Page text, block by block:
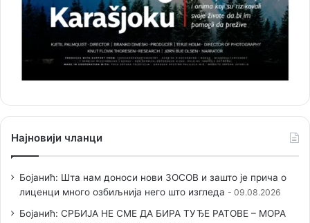
Најновији чланци
Бојанић: Шта нам доноси нови ЗОСОВ и зашто је прича о
лиценци много озбиљнија него што изгледа
09.08.2026
Бојанић: СРБИЈА НЕ СМЕ ДА БИРА ТУЂЕ РАТОВЕ – МОРА